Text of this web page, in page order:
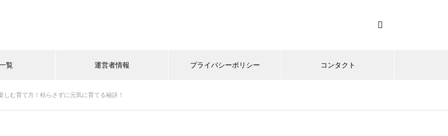
覧 運営者情報 プライバシーポリシー コンタクト
しむ育て方！枯らさずに元気に育てる秘訣！